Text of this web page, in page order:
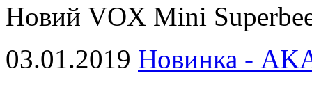
Новий VOX Mini
03.01.2019 Новинка -